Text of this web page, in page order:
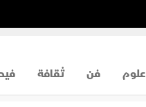
علوم فن ثقافة